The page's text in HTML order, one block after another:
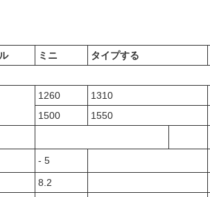
ミニ タイプする
1260 1310
1500
1550
- 5
8.2